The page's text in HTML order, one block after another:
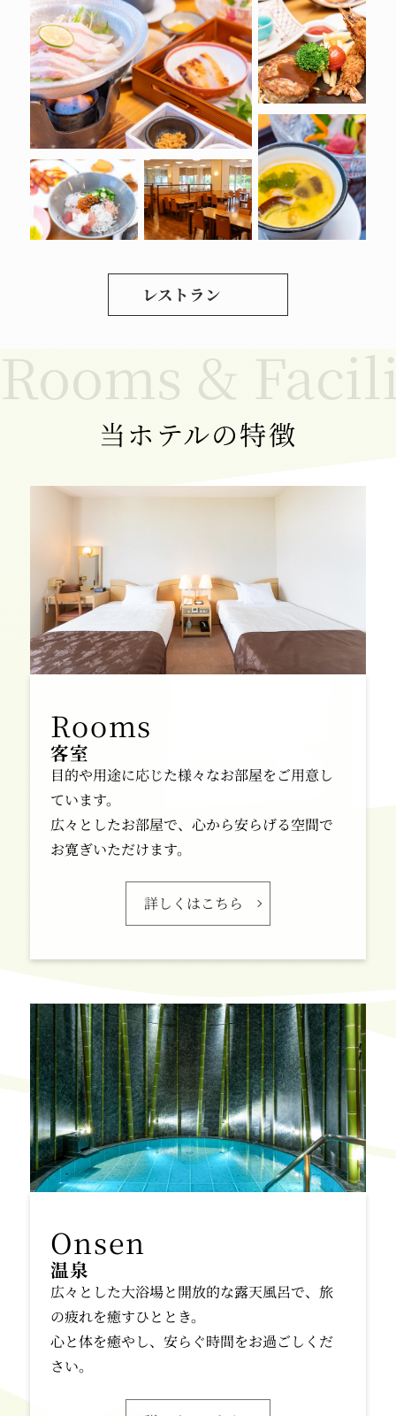
レストラン
当ホテルの特徴
客室
目的や用途に応じた様々なお部屋をご用意し
ています。
広々としたお部屋で、心から安らげる空間で
お寛ぎいただけます。
詳しくはこちら
温泉
広々とした大浴場と開放的な露天風呂で、旅
の疲れを癒すひととき。
心と体を癒やし、安らぐ時間をお過ごしくだ
さい。